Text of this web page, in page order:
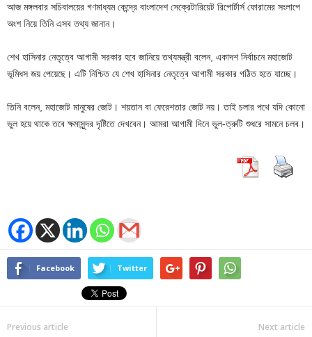
আজ মঙ্গলবার সচিবালয়ের গণমাধ্যম কেন্দ্রে বাংলাদেশ সেক্রেটারিয়েট রিপোর্টার্স ফোরামের সংলাপে
অংশ নিয়ে তিনি এসব তথ্য জানান।
শেখ হাসিনার নেতৃত্বে আগামী সরকার হবে জানিয়ে তথ্যমন্ত্রী বলেন, একাদশ নির্বাচনে মহাজোট
ভূমিধস জয় পেয়েছে। এটি নিশ্চিত যে শেখ হাসিনার নেতৃত্বে আগামী সরকার গঠিত হতে যাচ্ছে।
তিনি বলেন, মহাজোট মানুষের জোট। শয়তান বা ফেরেশতার জোট নয়। তাই চলার পথে যদি কোনো
ভুল হয়ে থাকে তবে ক্ষমাসুন্দর দৃষ্টিতে দেখবেন। আমরা আগামী দিনে ভুল-ত্রুটি শুধরে সামনে চলব।
Facebook Twitter
Previous article Next article